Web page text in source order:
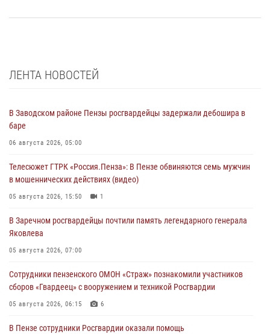
ЛЕНТА НОВОСТЕЙ
В Заводском районе Пензы росгвардейцы задержали дебошира в
баре
06 августа 2026, 05:00
Телесюжет ГТРК «Россия.Пенза»: В Пензе обвиняются семь мужчин
в мошеннических действиях (видео)
05 августа 2026, 15:50 1
В Заречном росгвардейцы почтили память легендарного генерала
Яковлева
05 августа 2026, 07:00
Сотрудники пензенского ОМОН «Страж» познакомили участников
сборов «Гвардеец» с вооружением и техникой Росгвардии
05 августа 2026, 06:15 6
В Пензе сотрудники Росгвардии оказали помощь